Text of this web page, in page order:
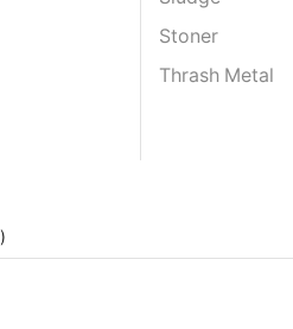
Stoner
Thrash Metal